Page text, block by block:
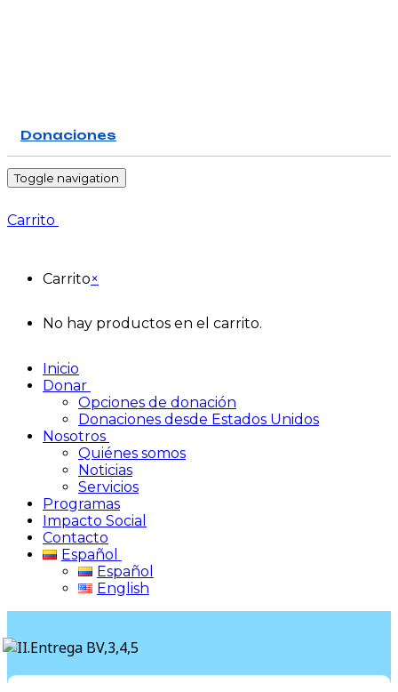
Donaciones
Toggle navigation
Carrito
Carrito×
No hay productos en el carrito.
Inicio
Donar
Opciones de donación
Donaciones desde Estados Unidos
Nosotros
Quiénes somos
Noticias
Servicios
Programas
Impacto Social
Contacto
Español
Español
English